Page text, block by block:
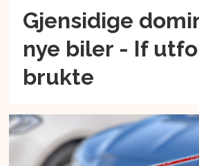
Gjensidige
nye biler - If
brukte